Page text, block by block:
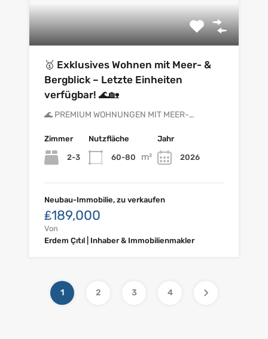
🥇 Exklusives Wohnen mit Meer- &
Bergblick – Letzte Einheiten
verfügbar! 🌊🏡
🌊 PREMIUM WOHNUNGEN MIT MEER-…
Zimmer
2-3
Nutzfläche
60-80 m²
Jahr
2026
Neubau-Immobilie, zu verkaufen
₤189,000
Von
Erdem Çıtıl | Inhaber & Immobilienmakler
1 2 3 4